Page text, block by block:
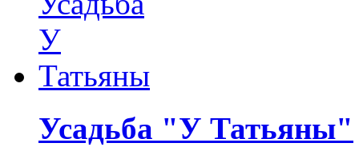
Усадьба "У Татьяны"